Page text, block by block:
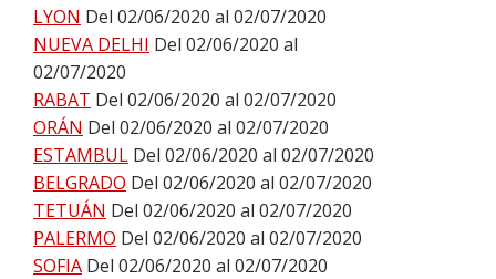
LYON Del 02/06/2020 al 02/07/2020
NUEVA DELHI Del 02/06/2020 al
02/07/2020
RABAT Del 02/06/2020 al 02/07/2020
ORÁN Del 02/06/2020 al 02/07/2020
ESTAMBUL Del 02/06/2020 al 02/07/2020
BELGRADO Del 02/06/2020 al 02/07/2020
TETUÁN Del 02/06/2020 al 02/07/2020
PALERMO Del 02/06/2020 al 02/07/2020
SOFIA Del 02/06/2020 al 02/07/2020